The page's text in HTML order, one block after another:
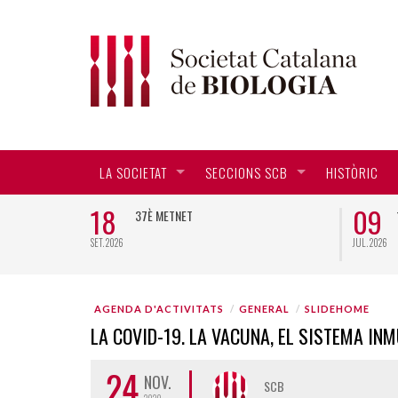
LA SOCIETAT SECCIONS SCB HISTÒRIC
18
SET. 2026
37È METNET 09
JUL. 2026
AGENDA D'ACTIVITATS GENERAL SLIDEHOME
LA COVID-19. LA VACUNA, EL SISTEMA
NOV. SCB